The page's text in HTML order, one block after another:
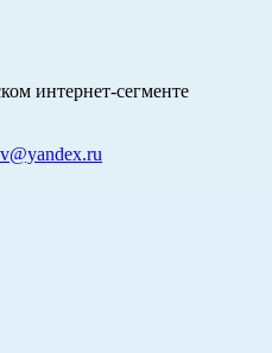
интернет-сегменте